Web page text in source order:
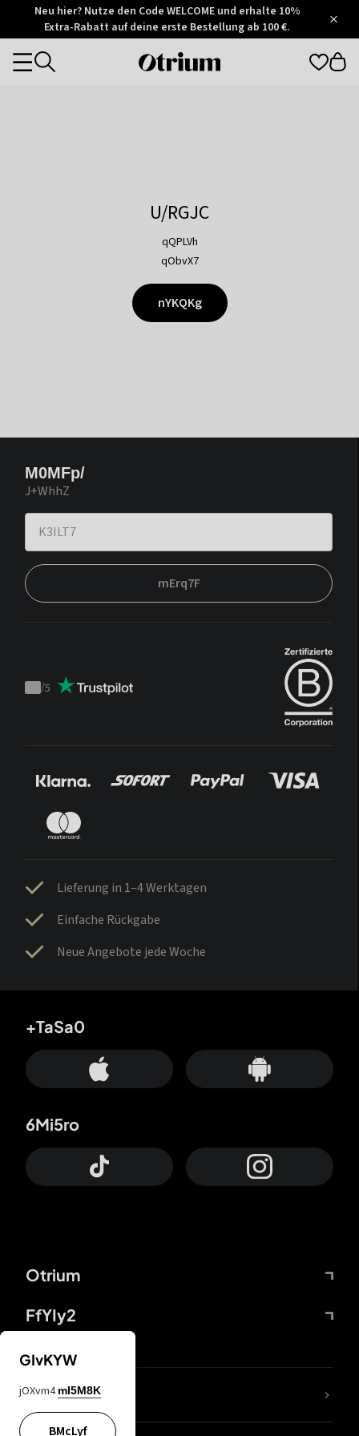
Otrium
Trustpilot
Neu hier? Nutze den Code WELCOME und erhalte 10%
Extra-Rabatt auf deine erste Bestellung ab 100 €.
Otrium
Categories
U/RGJC
qQPLVh
qObvX7
nYKQKg
M0MFp/
J+WhhZ
mErq7F
Trustpilot
/5
Lieferung in 1–4 Werktagen
Einfache Rückgabe
Neue Angebote jede Woche
Otrium
FfYIy2
+TaSa0
6Mi5ro
DDcvSo
GIvKYW
jOXvm4 mI5M8K
BMcLyf